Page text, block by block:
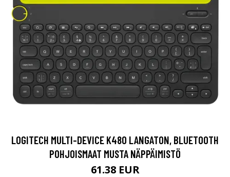
LOGITECH MULTI-DEVICE K480 LANGATON, BLUETOOTH
POHJOISMAAT MUSTA NÄPPÄIMISTÖ
61.38 EUR